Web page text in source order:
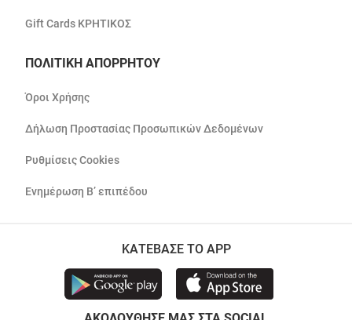
Gift Cards ΚΡΗΤΙΚΟΣ
ΠΟΛΙΤΙΚΗ ΑΠΟΡΡΗΤΟΥ
Όροι Χρήσης
Δήλωση Προστασίας Προσωπικών Δεδομένων
Ρυθμίσεις Cookies
Ενημέρωση Β’ επιπέδου
ΚΑΤΕΒΑΣΕ ΤΟ APP